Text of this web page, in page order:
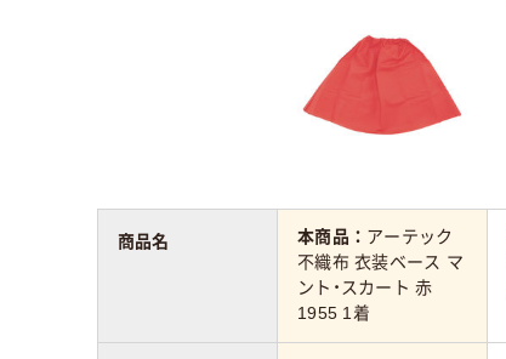
本商品： アーテック
不織布 衣装ベース マ
ント・スカート 赤
1955 1着
商品名